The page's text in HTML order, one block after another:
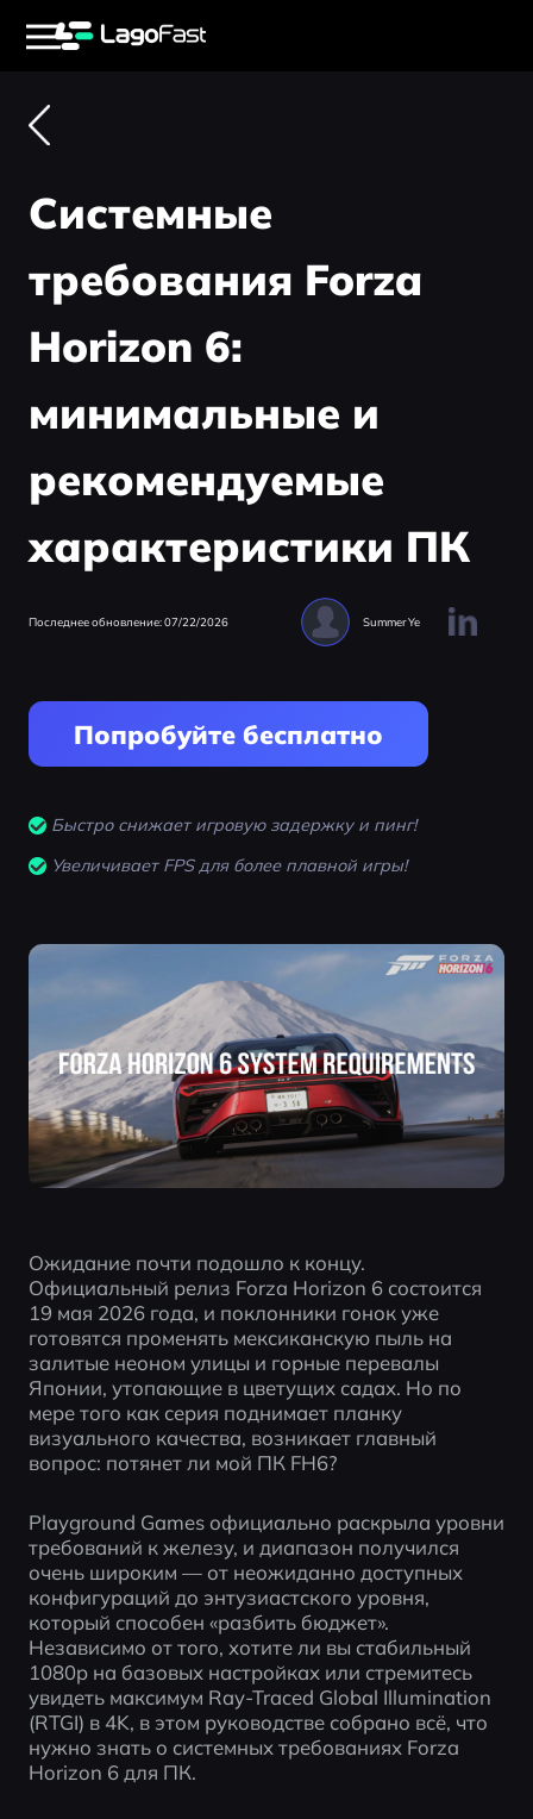
Системные
требования Forza
Horizon 6:
минимальные и
рекомендуемые
характеристики ПК
Последнее обновление: 07/22/2026 Summer Ye
Попробуйте бесплатно
Быстро снижает игровую задержку и пинг!
Увеличивает FPS для более плавной игры!
Ожидание почти подошло к концу.
Официальный релиз Forza Horizon 6 состоится
19 мая 2026 года, и поклонники гонок уже
готовятся променять мексиканскую пыль на
залитые неоном улицы и горные перевалы
Японии, утопающие в цветущих садах. Но по
мере того как серия поднимает планку
визуального качества, возникает главный
вопрос: потянет ли мой ПК FH6?
Playground Games официально раскрыла уровни
требований к железу, и диапазон получился
очень широким — от неожиданно доступных
конфигураций до энтузиастского уровня,
который способен «разбить бюджет».
Независимо от того, хотите ли вы стабильный
1080p на базовых настройках или стремитесь
увидеть максимум Ray-Traced Global Illumination
(RTGI) в 4K, в этом руководстве собрано всё, что
нужно знать о системных требованиях Forza
Horizon 6 для ПК.